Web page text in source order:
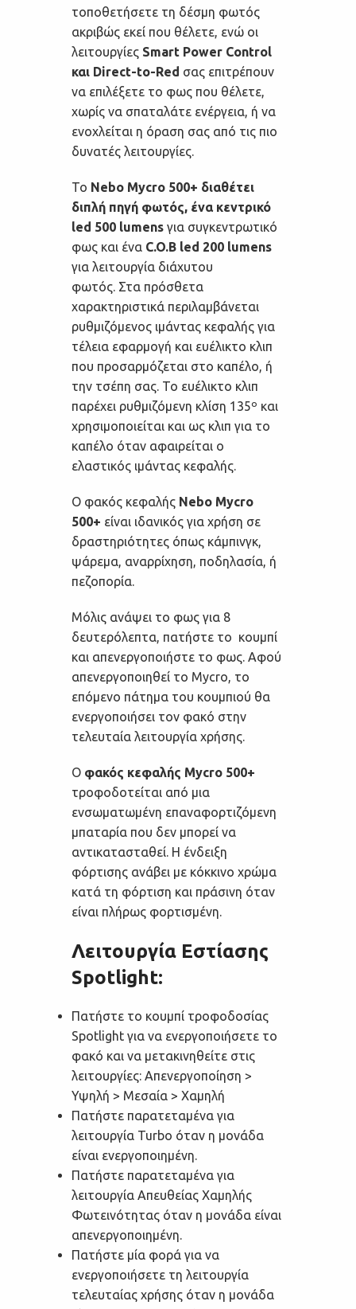
τοποθετήσετε τη δέσμη φωτός
ακριβώς εκεί που θέλετε, ενώ οι
λειτουργίες Smart Power Control
και Direct-to-Red σας επιτρέπουν
να επιλέξετε το φως που θέλετε,
χωρίς να σπαταλάτε ενέργεια, ή να
ενοχλείται η όραση σας από τις πιο
δυνατές λειτουργίες.
Το Nebo Mycro 500+ διαθέτει
διπλή πηγή φωτός, ένα κεντρικό
led 500 lumens για συγκεντρωτικό
φως και ένα C.O.B led 200 lumens
για λειτουργία διάχυτου
φωτός. Στα πρόσθετα
χαρακτηριστικά περιλαμβάνεται
ρυθμιζόμενος ιμάντας κεφαλής για
τέλεια εφαρμογή και ευέλικτο κλιπ
που προσαρμόζεται στο καπέλο, ή
την τσέπη σας. Το ευέλικτο κλιπ
παρέχει ρυθμιζόμενη κλίση 135º και
χρησιμοποιείται και ως κλιπ για το
καπέλο όταν αφαιρείται ο
ελαστικός ιμάντας κεφαλής.
Ο φακός κεφαλής Nebo Mycro
500+ είναι ιδανικός για χρήση σε
δραστηριότητες όπως κάμπινγκ,
ψάρεμα, αναρρίχηση, ποδηλασία, ή
πεζοπορία.
Μόλις ανάψει το φως για 8
δευτερόλεπτα, πατήστε το κουμπί
και απενεργοποιήστε το φως. Αφού
απενεργοποιηθεί το Mycro, το
επόμενο πάτημα του κουμπιού θα
ενεργοποιήσει τον φακό στην
τελευταία λειτουργία χρήσης.
Ο φακός κεφαλής Mycro 500+
τροφοδοτείται από μια
ενσωματωμένη επαναφορτιζόμενη
μπαταρία που δεν μπορεί να
αντικατασταθεί. Η ένδειξη
φόρτισης ανάβει με κόκκινο χρώμα
κατά τη φόρτιση και πράσινη όταν
είναι πλήρως φορτισμένη.
Λειτουργία Εστίασης
Spotlight:
Πατήστε το κουμπί τροφοδοσίας
Spotlight για να ενεργοποιήσετε το
φακό και να μετακινηθείτε στις
λειτουργίες: Απενεργοποίηση >
Υψηλή > Μεσαία > Χαμηλή
Πατήστε παρατεταμένα για
λειτουργία Turbo όταν η μονάδα
είναι ενεργοποιημένη.
Πατήστε παρατεταμένα για
λειτουργία Απευθείας Χαμηλής
Φωτεινότητας όταν η μονάδα είναι
απενεργοποιημένη.
Πατήστε μία φορά για να
ενεργοποιήσετε τη λειτουργία
τελευταίας χρήσης όταν η μονάδα